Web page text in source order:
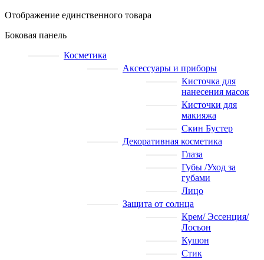
Отображение единственного товара
Боковая панель
Косметика
Аксессуары и приборы
Кисточка для
нанесения масок
Кисточки для
макияжа
Скин Бустер
Декоративная косметика
Глаза
Губы /Уход за
губами
Лицо
Защита от солнца
Крем/ Эссенция/
Лосьон
Кушон
Стик